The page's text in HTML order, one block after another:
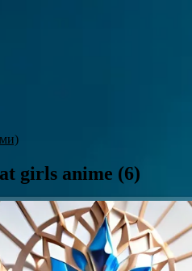
girls anime (6)